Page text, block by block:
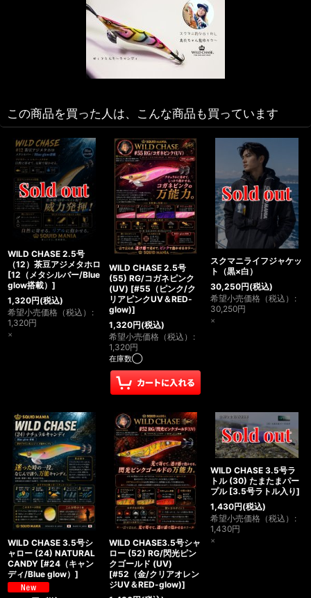
この商品を買った人は、こんな商品も買っています
WILD CHASE 2.5号
（12）茶豆アジメタホロ
[12（メタシルバー/Blue
glow搭載） ]
1,320円(税込)
希望小売価格（税込） :
1,320円
×
WILD CHASE 2.5号
(55) RG/コガネピンク
(UV) [#55（ピンク/ク
リアピンクUV＆RED-
glow)]
1,320円(税込)
希望小売価格（税込） :
1,320円
在庫数◯
スクマニライフジャケッ
ト（黒×白）
30,250円(税込)
希望小売価格（税込） :
30,250円
×
WILD CHASE 3.5号シ
ャロー (24) NATURAL
CANDY [#24（キャン
ディ/Blue glow） ]
WILD CHASE3.5号シャ
ロー (52) RG/閃光ピン
クゴールド (UV)
[#52（金/クリアオレン
ジUV＆RED-glow)]
WILD CHASE 3.5号ラ
トル (30) たまたまパー
プル [3.5号ラトル入り]
1,430円(税込)
希望小売価格（税込） :
1,430円
×